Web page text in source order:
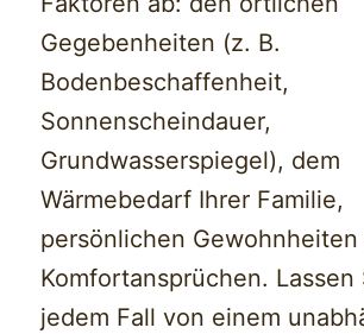
Gegebenheiten (z. B.
Bodenbeschaffenheit,
Sonnenscheindauer,
Grundwasserspiegel), dem
Wärmebedarf Ihrer Familie,
persönlichen Gewohnheiten
Komfortansprüchen. Lassen
jedem Fall von einem